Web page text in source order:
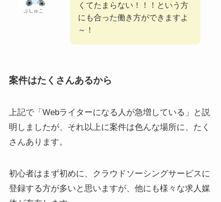
ぷしゅこ
くてたまらない！！！という方
にも合った働き方ができますよ
～！
案件はたくさんあるから
上記で「Webライターになる人が急増している」と説
明しましたが、それ以上に案件は色んな場所に、たく
さんあります。
初心者はまず初めに、クラウドソーシングサービスに
登録する方が多いと思いますが、他にも様々な求人媒